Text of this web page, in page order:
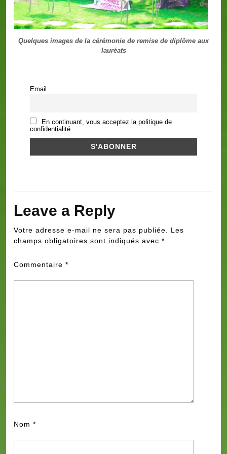
Quelques images de la cérémonie de remise de diplôme aux
lauréats
Email
En continuant, vous acceptez la politique de
confidentialité
Leave a Reply
Votre adresse e-mail ne sera pas publiée.
Les
champs obligatoires sont indiqués avec *
Commentaire *
Nom *